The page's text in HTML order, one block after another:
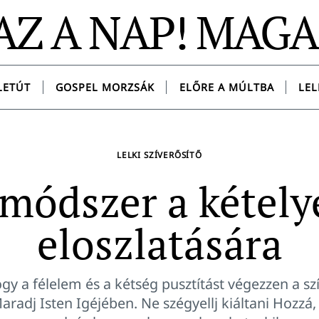
A NAP!
GOSPEL MORZSÁK ELŐRE A MÚLTBA
LELKI SZÍVERŐSÍTŐ
a
eloszlatására
a félelem és a kétség pusztítást végezzen a
Isten Igéjében. Ne szégyellj kiáltani